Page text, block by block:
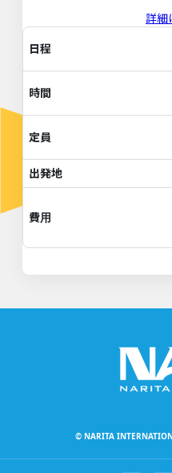
詳細
日程
時間
定員
出発地
費用
© NARITA